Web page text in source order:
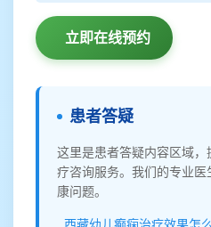
立即在线预约
患者答疑
这里是患者答疑内容区域
疗咨询服务。我们的专业
康问题。